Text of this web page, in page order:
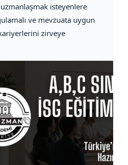
isteyenlere
ve mevzuata uygun
zirveye